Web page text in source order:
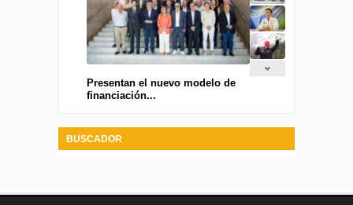
Presentan el nuevo modelo de
financiación...
BUSCADOR